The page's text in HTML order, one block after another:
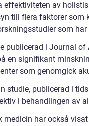
effektiviteten av
till flera faktorer som
som
publicerad i Journal of
en signifikant
som genomgick
studie, publicerad i
i behandlingen av
medicin har också